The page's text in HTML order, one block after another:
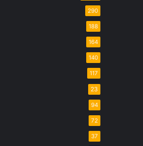
290
188
164
140
117
23
94
72
37